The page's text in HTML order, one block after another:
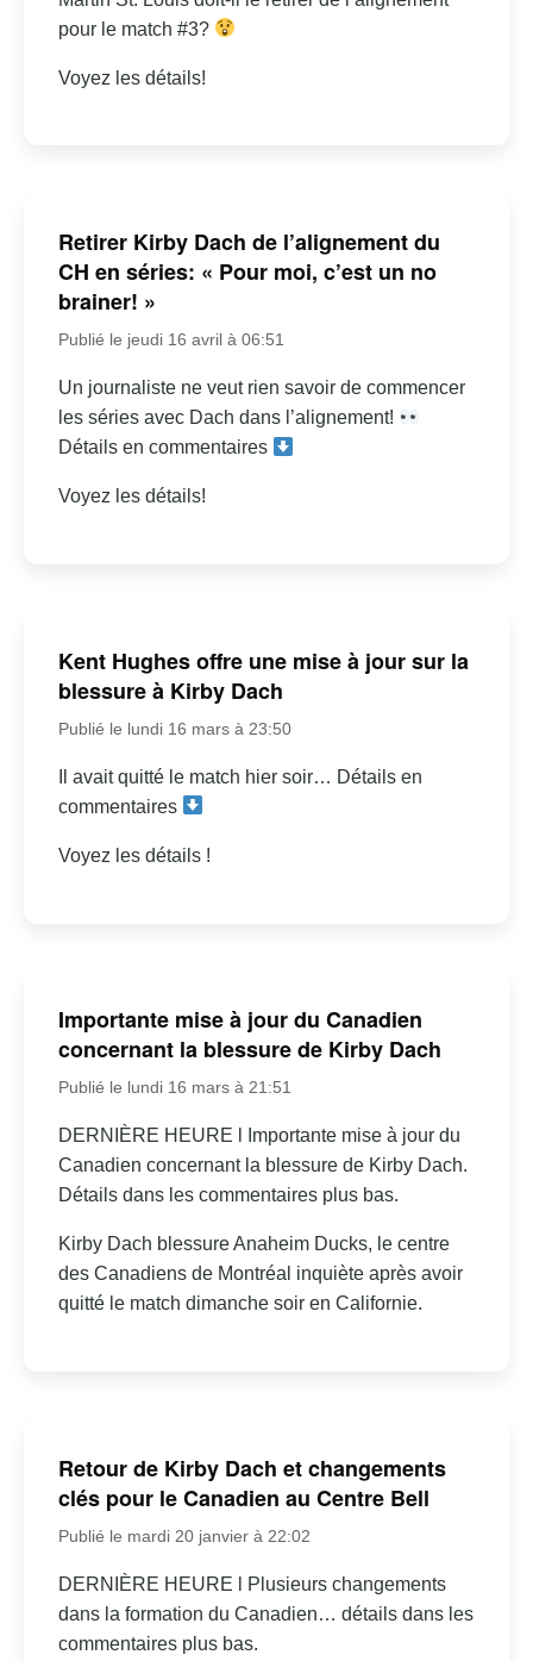
pour le match #3?
Voyez les détails!
Retirer Kirby Dach de l’alignement du
CH en séries: « Pour moi, c’est un no
brainer! »
Publié le jeudi 16 avril à 06:51
Un journaliste ne veut rien savoir de commencer
les séries avec Dach dans l’alignement!
Détails en commentaires
Voyez les détails!
Kent Hughes offre une mise à jour sur la
blessure à Kirby Dach
Publié le lundi 16 mars à 23:50
Il avait quitté le match hier soir… Détails en
commentaires
Voyez les détails !
Importante mise à jour du Canadien
concernant la blessure de Kirby Dach
Publié le lundi 16 mars à 21:51
DERNIÈRE HEURE l Importante mise à jour du
Canadien concernant la blessure de Kirby Dach.
Détails dans les commentaires plus bas.
Kirby Dach blessure Anaheim Ducks, le centre
des Canadiens de Montréal inquiète après avoir
quitté le match dimanche soir en Californie.
Retour de Kirby Dach et changements
clés pour le Canadien au Centre Bell
Publié le mardi 20 janvier à 22:02
DERNIÈRE HEURE l Plusieurs changements
dans la formation du Canadien… détails dans les
commentaires plus bas.